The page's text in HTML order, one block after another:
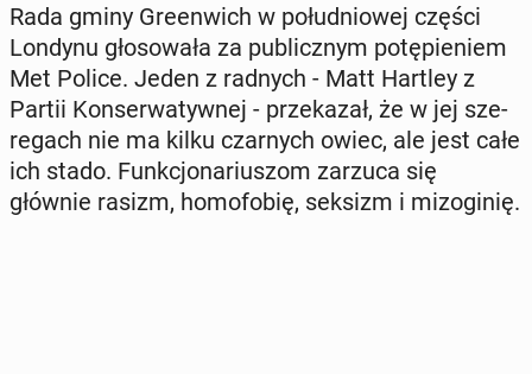
Rada gminy Gre­en­wich w po­łu­dnio­wej części
Londynu gło­so­wa­ła za pu­blicz­nym po­tę­pie­niem
Met Police. Jeden z radnych - Matt Hartley z
Partii Kon­ser­wa­tyw­nej - prze­ka­zał, że w jej sze­
re­gach nie ma kilku czar­nych owiec, ale jest całe
ich stado. Funk­cjo­na­riu­szom zarzuca się
głównie rasizm, ho­mo­fo­bię, seksizm i mi­zo­gi­nię.